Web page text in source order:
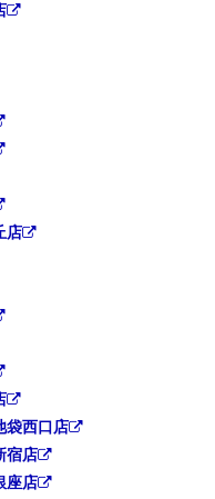
店
袋西口店
宿店
座店